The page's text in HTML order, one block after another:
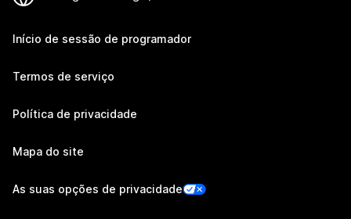
Início de sessão de programador
Termos de serviço
Política de privacidade
Mapa do site
As suas opções de privacidade